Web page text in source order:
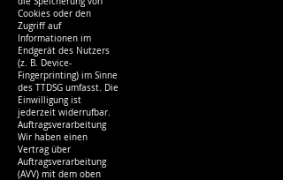
Cookies oder den
Zugriff auf
Informationen im
Endgerät des Nutzers
(z. B. Device-
Fingerprinting) im Sinne
des TTDSG umfasst. Die
Einwilligung ist
jederzeit widerrufbar.
Auftragsverarbeitung
Wir haben einen
Vertrag über
Auftragsverarbeitung
(AVV) mit dem oben